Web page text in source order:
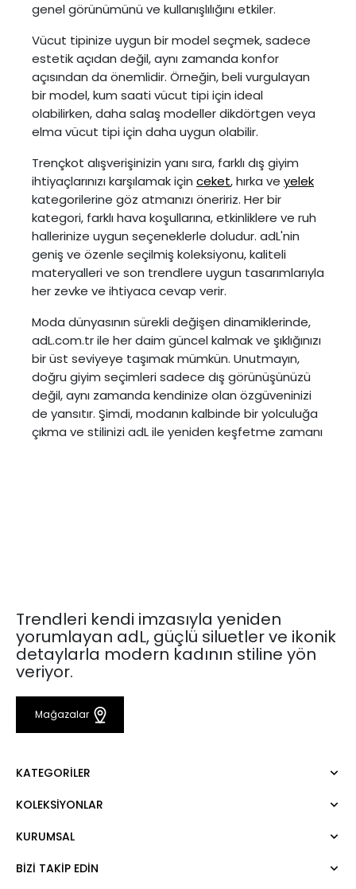
genel görünümünü ve kullanışlılığını etkiler.
Vücut tipinize uygun bir model seçmek, sadece
estetik açıdan değil, aynı zamanda konfor
açısından da önemlidir. Örneğin, beli vurgulayan
bir model, kum saati vücut tipi için ideal
olabilirken, daha salaş modeller dikdörtgen veya
elma vücut tipi için daha uygun olabilir.
Trençkot alışverişinizin yanı sıra, farklı dış giyim
ihtiyaçlarınızı karşılamak için ceket, hırka ve yelek
kategorilerine göz atmanızı öneririz. Her bir
kategori, farklı hava koşullarına, etkinliklere ve ruh
hallerinize uygun seçeneklerle doludur. adL'nin
geniş ve özenle seçilmiş koleksiyonu, kaliteli
materyalleri ve son trendlere uygun tasarımlarıyla
her zevke ve ihtiyaca cevap verir.
Moda dünyasının sürekli değişen dinamiklerinde,
adL.com.tr ile her daim güncel kalmak ve şıklığınızı
bir üst seviyeye taşımak mümkün. Unutmayın,
doğru giyim seçimleri sadece dış görünüşünüzü
değil, aynı zamanda kendinize olan özgüveninizi
de yansıtır. Şimdi, modanın kalbinde bir yolculuğa
çıkma ve stilinizi adL ile yeniden keşfetme zamanı
Trendleri kendi imzasıyla yeniden
yorumlayan adL, güçlü siluetler ve ikonik
detaylarla modern kadının stiline yön
veriyor.
Mağazalar
KATEGORILER
Elbise
Pantolon
KOLEKSIYONLAR
Mert Aslan
Night Zoom
KURUMSAL
Hakkımızda
BIZI TAKIP EDIN